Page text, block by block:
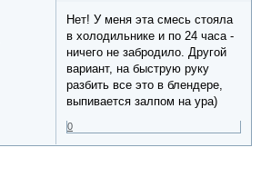
Нет! У меня эта смесь стояла
в холодильнике и по 24 часа -
ничего не забродило. Другой
вариант, на быструю руку
разбить все это в блендере,
выпивается залпом на ура)
0